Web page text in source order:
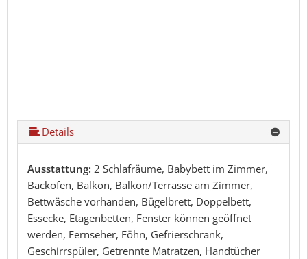
Details
Ausstattung: 2 Schlafräume, Babybett im Zimmer,
Backofen, Balkon, Balkon/Terrasse am Zimmer,
Bettwäsche vorhanden, Bügelbrett, Doppelbett,
Essecke, Etagenbetten, Fenster können geöffnet
werden, Fernseher, Föhn, Gefrierschrank,
Geschirrspüler, Getrennte Matratzen, Handtücher